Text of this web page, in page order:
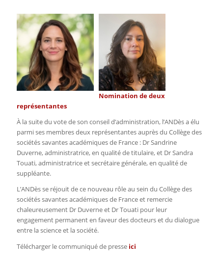
Nomination de deux
représentantes
À la suite du vote de son conseil d’administration, l’ANDès a élu
parmi ses membres deux représentantes auprès du Collège des
sociétés savantes académiques de France : Dr Sandrine
Duverne, administratrice, en qualité de titulaire, et Dr Sandra
Touati, administratrice et secrétaire générale, en qualité de
suppléante.
L’ANDès se réjouit de ce nouveau rôle au sein du Collège des
sociétés savantes académiques de France et remercie
chaleureusement Dr Duverne et Dr Touati pour leur
engagement permanent en faveur des docteurs et du dialogue
entre la science et la société.
Télécharger le communiqué de presse ici